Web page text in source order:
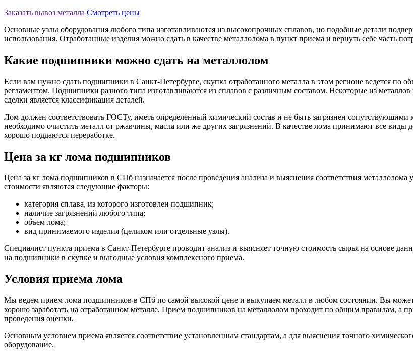
Заказать вывоз металла Смотреть цены
Основные узлы оборудования любого типа изготавливаются из высокопрочных сплавов, но подобные детали
использования. Отработанные изделия можно сдать в качестве металлолома в пункт приема и вернуть себе часть
Какие подшипники можно сдать на металлолом
Если вам нужно сдать подшипники в Санкт-Петербурге, скупка отработанного металла в этом регионе ведется по
регламентом. Подшипники разного типа изготавливаются из сплавов с различным составом. Некоторые из
сделки является классификация деталей.
Лом должен соответствовать ГОСТу, иметь определенный химический состав и не быть загрязнен
необходимо очистить металл от ржавчины, масла или же других загрязнений. В качестве лома принимают все виды
хорошо поддаются переработке.
Цена за кг лома подшипников
Цена за кг лома подшипников в СПб назначается после проведения анализа и выяснения соответствия
стоимости являются следующие факторы:
категория сплава, из которого изготовлен подшипник;
наличие загрязнений любого типа;
объем лома;
вид принимаемого изделия (целиком или отдельные узлы).
Специалист пункта приема в Санкт-Петербурге проводит анализ и выясняет точную стоимость сырья на основе
на подшипники в скупке и выгодные условия комплексного приема.
Условия приема лома
Мы ведем прием лома подшипников в СПб по самой высокой цене и выкупаем металл в любом состоянии. Вы
хорошо заработать на отработанном металле. Прием подшипников на металлолом проходит по общим правилам, а
проведения оценки.
Основным условием приема является соответствие установленным стандартам, а для выяснения точного
оборудование.